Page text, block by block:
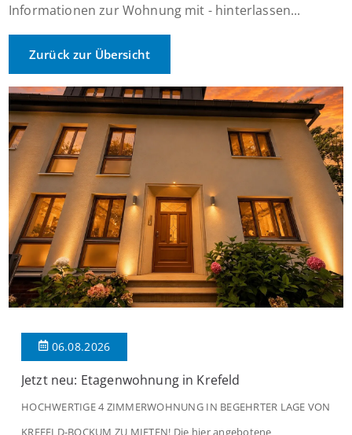
Informationen zur Wohnung mit - hinterlassen...
Zurück zur Übersicht
06.08.2026
Jetzt neu: Etagenwohnung in Krefeld
HOCHWERTIGE 4 ZIMMERWOHNUNG IN BEGEHRTER LAGE VON
KREFELD-BOCKUM ZU MIETEN! Die hier angebotene